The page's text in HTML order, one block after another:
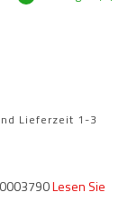
Lieferzeit 1-3
Lesen Sie